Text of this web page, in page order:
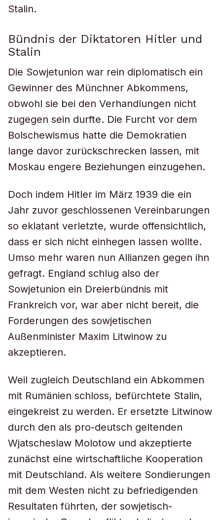
Stalin.
Bündnis der Diktatoren Hitler und
Stalin
Die Sowjetunion war rein diplomatisch ein
Gewinner des Münchner Abkommens,
obwohl sie bei den Verhandlungen nicht
zugegen sein durfte. Die Furcht vor dem
Bolschewismus hatte die Demokratien
lange davor zurückschrecken lassen, mit
Moskau engere Beziehungen einzugehen.
Doch indem Hitler im März 1939 die ein
Jahr zuvor geschlossenen Vereinbarungen
so eklatant verletzte, wurde offensichtlich,
dass er sich nicht einhegen lassen wollte.
Umso mehr waren nun Allianzen gegen ihn
gefragt. England schlug also der
Sowjetunion ein Dreierbündnis mit
Frankreich vor, war aber nicht bereit, die
Forderungen des sowjetischen
Außenminister Maxim Litwinow zu
akzeptieren.
Weil zugleich Deutschland ein Abkommen
mit Rumänien schloss, befürchtete Stalin,
eingekreist zu werden. Er ersetzte Litwinow
durch den als pro-deutsch geltenden
Wjatscheslaw Molotow und akzeptierte
zunächst eine wirtschaftliche Kooperation
mit Deutschland. Als weitere Sondierungen
mit dem Westen nicht zu befriedigenden
Resultaten führten, der sowjetisch-